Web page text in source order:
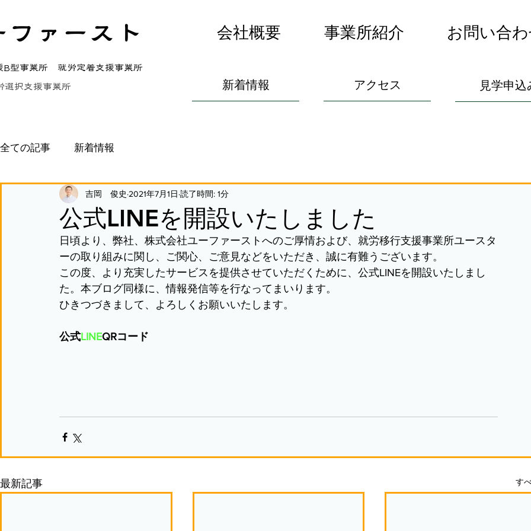
ァースト
型事業所 就労定着支援事業所
択支援事業所
会社概要 事業所紹介 お問い合
新着情報 アクセス 見学申込
全ての記事 新着情報
公式LINEを開設いたしました
吉岡 俊史 2021年7月1日 読了時間: 1分
日頃より、弊社、株式会社ユーファーストへのご厚情および、就労移行支援事業所ユースタ
ーの取り組みに関し、ご関心、ご意見などをいただき、誠に有難うございます。
この度、より充実したサービスを提供させていただくために、公式LINEを開設いたしまし
た。本ブログ同様に、情報発信等を行なってまいります。
ひきつづきまして、よろしくお願いいたします。
公式LINEQRコード
最新記事 す